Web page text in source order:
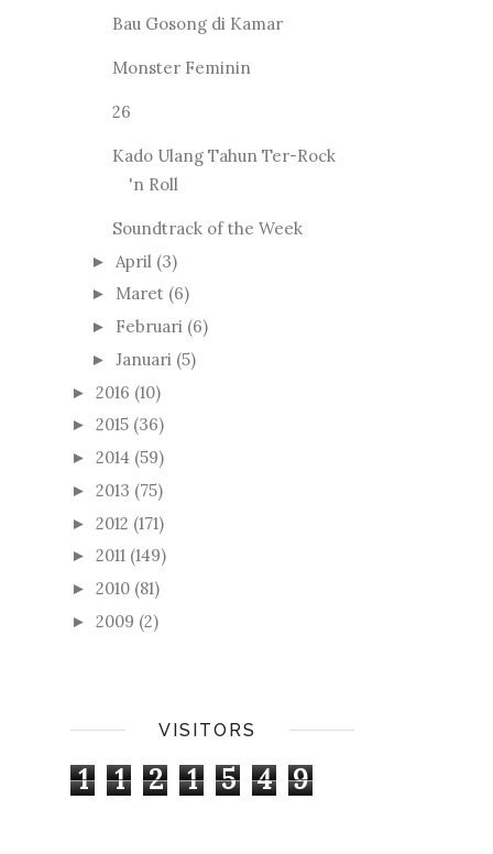
Bau Gosong di Kamar
Monster Feminin
26
Kado Ulang Tahun Ter-Rock
'n Roll
Soundtrack of the Week
► April (3)
► Maret (6)
► Februari (6)
► Januari (5)
► 2016 (10)
► 2015 (36)
► 2014 (59)
► 2013 (75)
► 2012 (171)
► 2011 (149)
► 2010 (81)
► 2009 (2)
VISITORS
1 1 2 1 5 4 9